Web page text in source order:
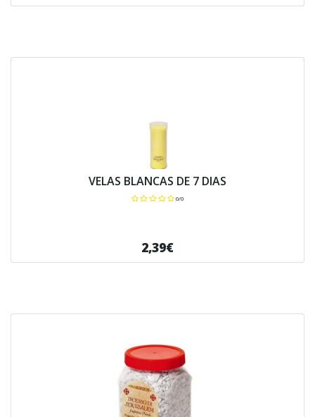
VELAS BLANCAS DE 7 DIAS
0/0
2,39€